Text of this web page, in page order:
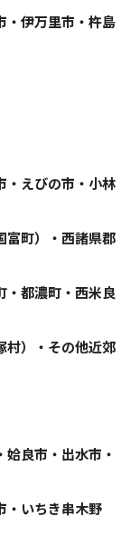
・伊万里市・杵島
・えびの市・小林
富町）・西諸県郡
・都濃町・西米良
村）・その他近郊
良市・出水市・
・いちき串木野